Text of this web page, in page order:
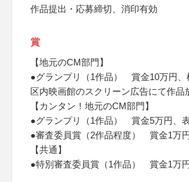
作品提出・応募締切、消印有効
賞
【地元のCM部門】
●グランプリ（1作品） 賞金10万円、
区内映画館のスクリーン広告にて作品
【カンタン！地元のCM部門】
●グランプリ（1作品） 賞金5万円、
●審査委員賞（2作品程度） 賞金1万
【共通】
●特別審査委員賞（1作品） 賞金1万